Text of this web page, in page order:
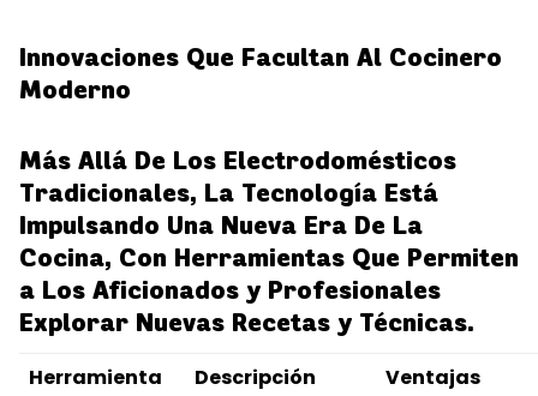
Innovaciones Que Facultan Al Cocinero
Moderno
Más Allá De Los Electrodomésticos
Tradicionales, La Tecnología Está
Impulsando Una Nueva Era De La
Cocina, Con Herramientas Que Permiten
a Los Aficionados y Profesionales
Explorar Nuevas Recetas y Técnicas.
Herramienta Descripción Ventajas